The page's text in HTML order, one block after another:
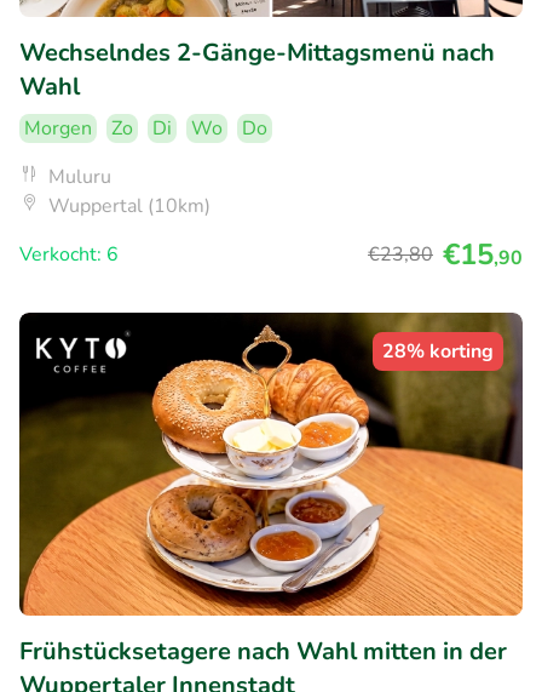
Wechselndes 2-Gänge-Mittagsmenü nach
Wahl
Morgen Zo Di Wo
Do
Muluru
Wuppertal (10km)
Verkocht: 6
€23,80 €15,90
28% korting
Frühstücksetagere nach Wahl mitten in der
Wuppertaler Innenstadt